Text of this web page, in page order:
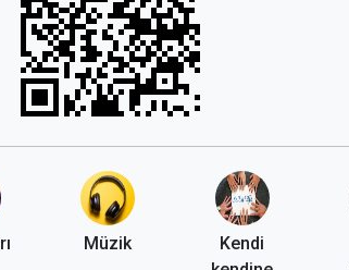
Müzik
Kendi